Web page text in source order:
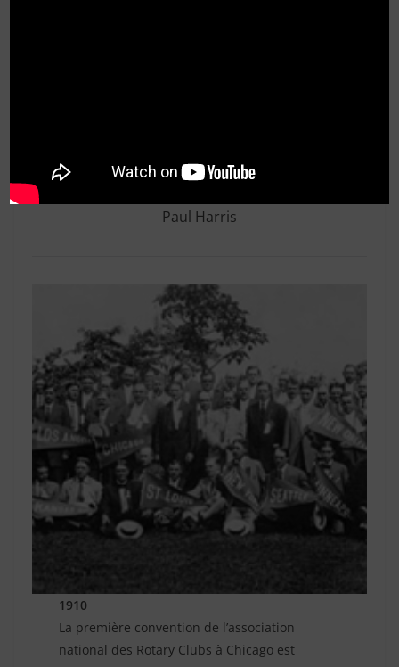
Paul Harris
1910
La première convention de l’association
national des Rotary Clubs à Chicago est